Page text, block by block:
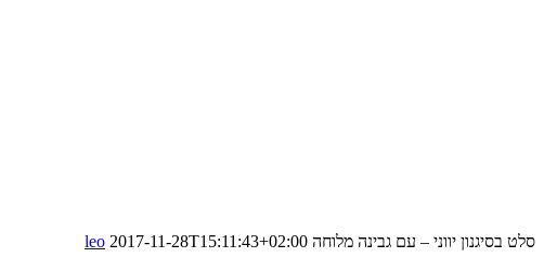
סלט בסיגנון יווני – עם גבינה מלוחה leo 2017-11-28T15:11:43+02:00